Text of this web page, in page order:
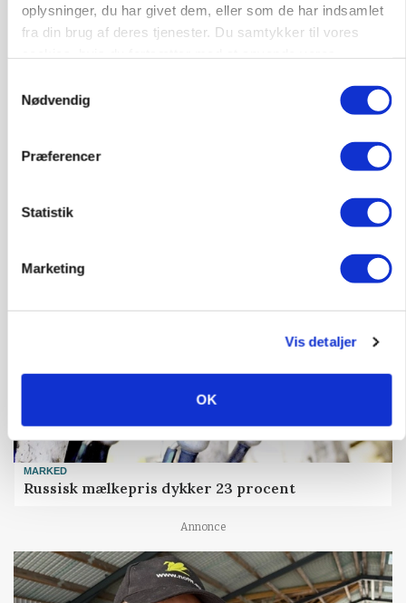
oplysninger, du har givet dem, eller som de har indsamlet
fra din brug af deres tjenester. Du samtykker til vores
Nødvendig
Præferencer
Statistik
Marketing
Vis detaljer
OK
Rådgiver om DB-Tjek: Små justeringer kan give
MARKED
Russisk mælkepris dykker 23 procent
Annonce